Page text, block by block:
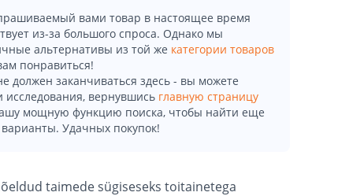
вами товар в настоящее время
из-за большого спроса. Однако мы
альтернативы из той же категории товаров
понравиться!
должен заканчиваться здесь - вы можете
исследования, вернувшись главную страницу
мощную функцию поиска, чтобы найти еще
Удачных покупок!
taimede sügiseseks toitainetega